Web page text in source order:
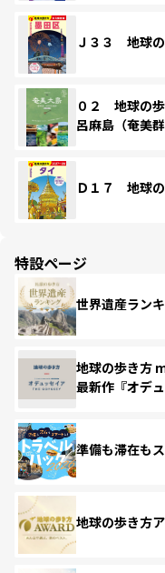
Ｊ３３ 地球
０２ 地球の
呂麻島（奄美
Ｄ１７ 地球
特設ページ
世界遺産ラン
地球の歩き方
最新作『オデュ
準備も滞在も
地球の歩き方